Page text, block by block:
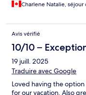
Charlene Natalie, séjour
Avis vérifié
10/10 –
19 juill. 2025
Traduire avec Google
Loved having the
for our vacation. Also